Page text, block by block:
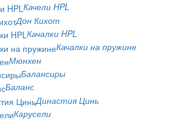
Качели HPL
Дон Кихот
Качалки HPL
Качалки на пружине
Мюнхен
Балансиры
Баланс
Династия Цинь
Карусели